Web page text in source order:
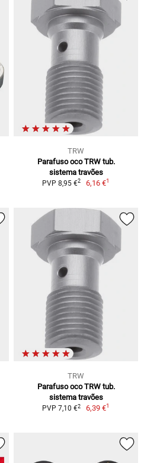
TRW
Parafuso oco TRW tub.
sistema travões
PVP 8,95 €2 6,16 €1
TRW
Parafuso oco TRW tub.
sistema travões
PVP 7,10 €2 6,39 €1